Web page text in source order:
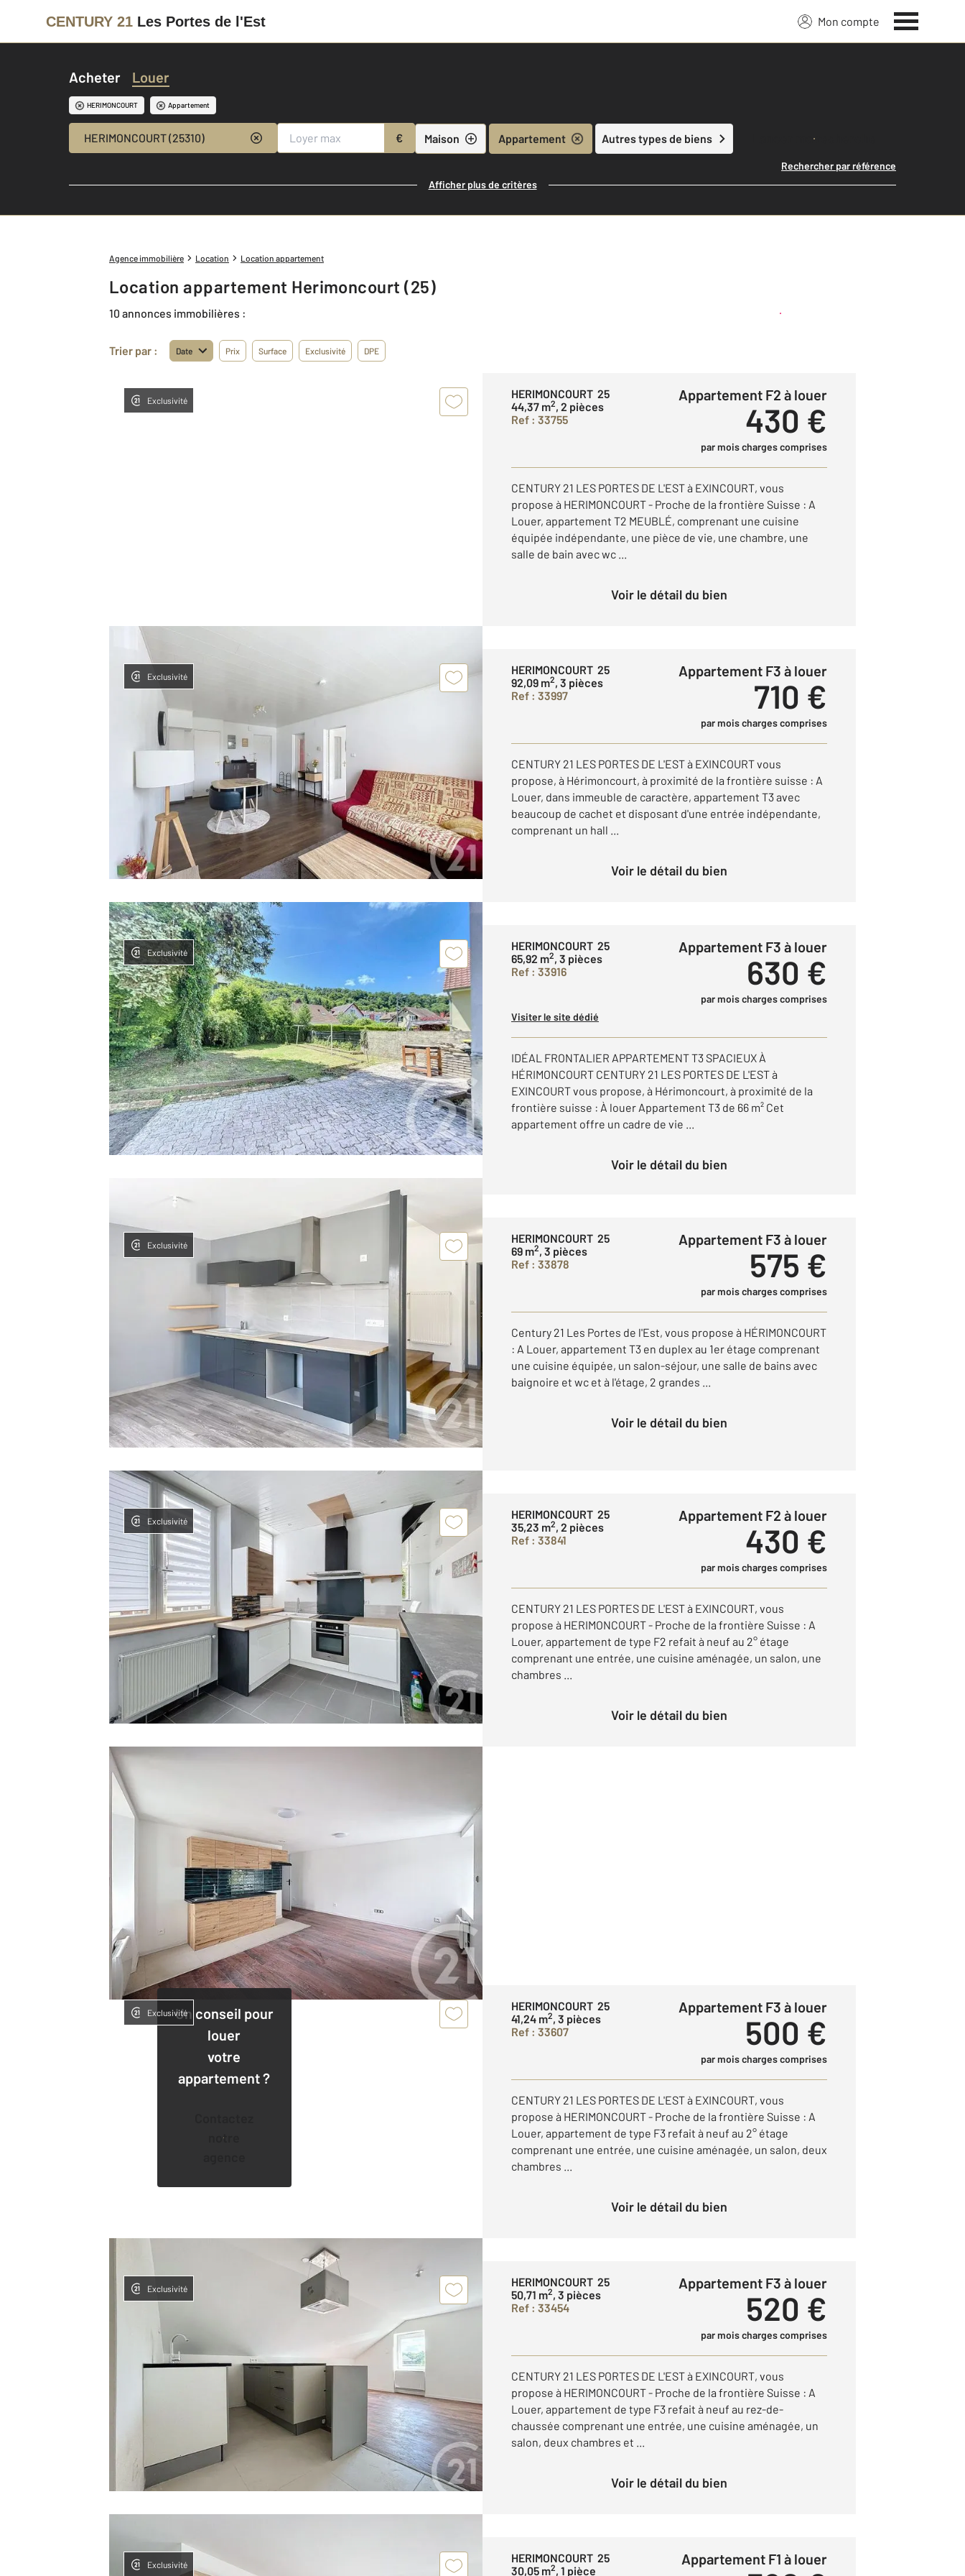
CENTURY 21 Les Portes de l'Est Mon compte
Acheter Louer
HERIMONCOURT Appartement
HERIMONCOURT (25310) € Maison Appartement Autres types de biens Lancer ma recherche
Rechercher par référence
Afficher plus de critères
Agence immobilière Location Location appartement
Location appartement Herimoncourt (25)
10 annonces immobilières : Créer une alerte
Trier par : Date Prix Surface Exclusivité DPE
Exclusivité
HERIMONCOURT 25
44,37 m2, 2 pièces
Ref : 33755
Appartement F2 à louer
430 €
par mois charges comprises
CENTURY 21 LES PORTES DE L'EST à EXINCOURT, vous
propose à HERIMONCOURT - Proche de la frontière Suisse : A
Louer, appartement T2 MEUBLÉ, comprenant une cuisine
équipée indépendante, une pièce de vie, une chambre, une
salle de bain avec wc ...
Voir le détail du bien
Exclusivité
HERIMONCOURT 25
92,09 m2, 3 pièces
Ref : 33997
Appartement F3 à louer
710 €
par mois charges comprises
CENTURY 21 LES PORTES DE L'EST à EXINCOURT vous
propose, à Hérimoncourt, à proximité de la frontière suisse : A
Louer, dans immeuble de caractère, appartement T3 avec
beaucoup de cachet et disposant d'une entrée indépendante,
comprenant un hall ...
Voir le détail du bien
Exclusivité
HERIMONCOURT 25
65,92 m2, 3 pièces
Ref : 33916
Appartement F3 à louer
630 €
par mois charges comprises
Visiter le site dédié
IDÉAL FRONTALIER APPARTEMENT T3 SPACIEUX À
HÉRIMONCOURT CENTURY 21 LES PORTES DE L'EST à
EXINCOURT vous propose, à Hérimoncourt, à proximité de la
frontière suisse : À louer Appartement T3 de 66 m² Cet
appartement offre un cadre de vie ...
Voir le détail du bien
Exclusivité
HERIMONCOURT 25
69 m2, 3 pièces
Ref : 33878
Appartement F3 à louer
575 €
par mois charges comprises
Century 21 Les Portes de l'Est, vous propose à HÉRIMONCOURT
: A Louer, appartement T3 en duplex au 1er étage comprenant
une cuisine équipée, un salon-séjour, une salle de bains avec
baignoire et wc et à l'étage, 2 grandes ...
Voir le détail du bien
Exclusivité
HERIMONCOURT 25
35,23 m2, 2 pièces
Ref : 33841
Appartement F2 à louer
430 €
par mois charges comprises
CENTURY 21 LES PORTES DE L'EST à EXINCOURT, vous
propose à HERIMONCOURT - Proche de la frontière Suisse : A
Louer, appartement de type F2 refait à neuf au 2° étage
comprenant une entrée, une cuisine aménagée, un salon, une
chambres ...
Voir le détail du bien
Un conseil pour
louer
votre
appartement ?
notre
Exclusivité
HERIMONCOURT 25
41,24 m2, 3 pièces
Ref : 33607
Appartement F3 à louer
500 €
par mois charges comprises
CENTURY 21 LES PORTES DE L'EST à EXINCOURT, vous
propose à HERIMONCOURT - Proche de la frontière Suisse : A
Louer, appartement de type F3 refait à neuf au 2° étage
comprenant une entrée, une cuisine aménagée, un salon, deux
chambres ...
Voir le détail du bien
Exclusivité
HERIMONCOURT 25
50,71 m2, 3 pièces
Ref : 33454
Appartement F3 à louer
520 €
par mois charges comprises
CENTURY 21 LES PORTES DE L'EST à EXINCOURT, vous
propose à HERIMONCOURT - Proche de la frontière Suisse : A
Louer, appartement de type F3 refait à neuf au rez-de-
chaussée comprenant une entrée, une cuisine aménagée, un
salon, deux chambres et ...
Voir le détail du bien
Exclusivité
HERIMONCOURT 25
30,05 m2, 1 pièce
Appartement F1 à louer